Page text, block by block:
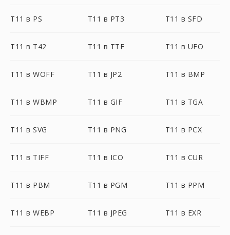
T11 в PS T11 в PT3 T11 в SFD
T11 в T42 T11 в TTF T11 в UFO
T11 в WOFF T11 в JP2 T11 в BMP
T11 в WBMP T11 в GIF T11 в TGA
T11 в SVG T11 в PNG T11 в PCX
T11 в TIFF T11 в ICO T11 в CUR
T11 в PBM T11 в PGM T11 в PPM
T11 в WEBP T11 в JPEG T11 в EXR